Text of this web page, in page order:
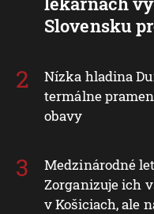
Slovensku
Nízka hladina
termálne
obavy
Medzinárodné
Zorganizuje ich
v Košiciach, ale